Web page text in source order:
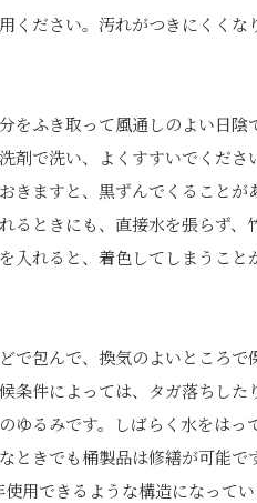
ください。汚れがつきにくくな
をふき取って風通しのよい日陰
剤で洗い、よくすすいでくださ
きますと、黒ずんでくることが
るときにも、直接水を張らず
入れると、着色してしまうこと
で包んで、換気のよいところで
条件によっては、タガ落ちした
ゆるみです。しばらく水をはっ
ときでも桶製品は修繕が可能で
用できるような構造になって